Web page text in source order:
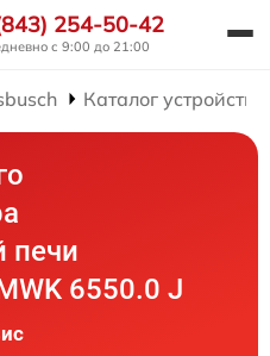
254-50-42
с 9:00 до 21:00
Каталог устройств
печи
6550.0 J